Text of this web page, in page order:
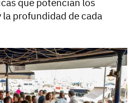
que potencian los
profundidad de cada